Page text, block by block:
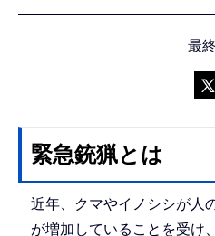
最
緊急銃猟とは
近年、クマやイノシシが人
が増加していることを受け